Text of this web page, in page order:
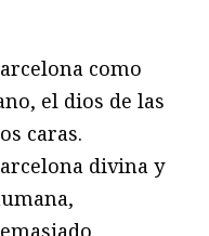
como
el dios de las
caras.
divina y